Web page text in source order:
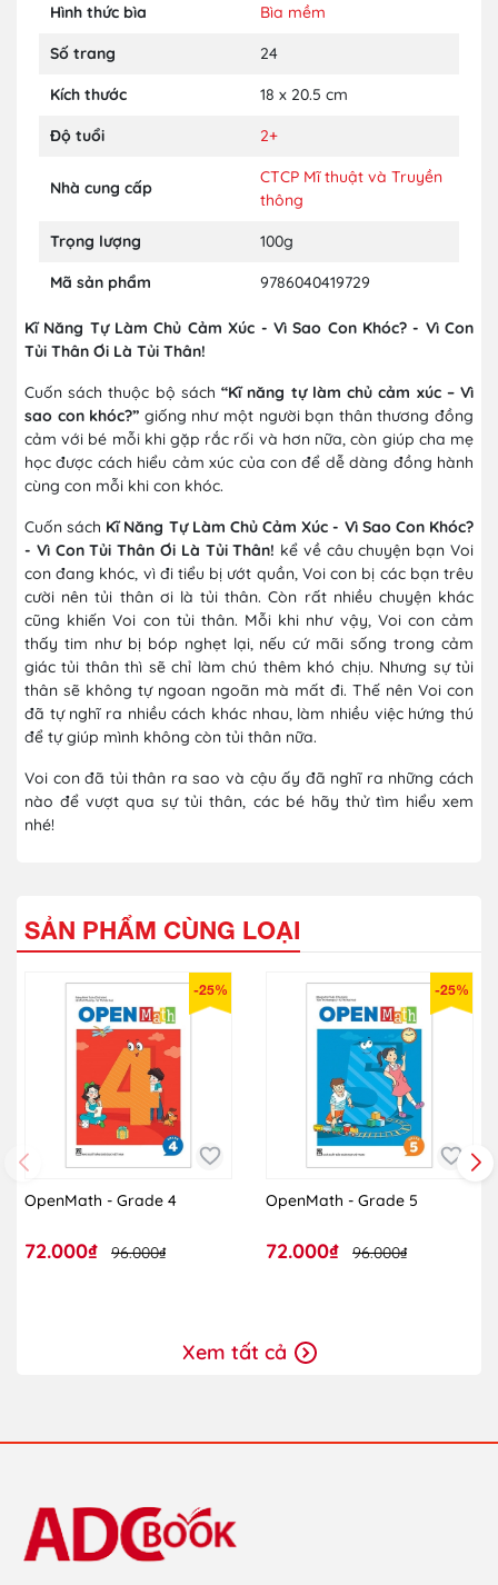
Hình thức bìa Bìa mềm
Số trang 24
Kích thước 18 x 20.5 cm
Độ tuổi 2+
Nhà cung cấp
CTCP Mĩ thuật và Truyền
thông
Trọng lượng 100g
Mã sản phẩm 9786040419729
Kĩ Năng Tự Làm Chủ Cảm Xúc - Vì Sao Con Khóc? - Vì Con
Tủi Thân Ơi Là Tủi Thân!
Cuốn sách thuộc bộ sách“Kĩ năng tự làm chủ cảm xúc – Vì
sao con khóc?” giống như một người bạn thân thương đồng
cảm với bé mỗi khi gặp rắc rối và hơn nữa, còn giúp cha mẹ
học được cách hiểu cảm xúc của con để dễ dàng đồng hành
cùng con mỗi khi con khóc.
Cuốn sách Kĩ Năng Tự Làm Chủ Cảm Xúc - Vì Sao Con Khóc?
- Vì Con Tủi Thân Ơi Là Tủi Thân! kể về câu chuyện bạn Voi
con đang khóc, vì đi tiểu bị ướt quần, Voi con bị các bạn trêu
cười nên tủi thân ơi là tủi thân. Còn rất nhiều chuyện khác
cũng khiến Voi con tủi thân. Mỗi khi như vậy, Voi con cảm
thấy tim như bị bóp nghẹt lại, nếu cứ mãi sống trong cảm
giác tủi thân thì sẽ chỉ làm chú thêm khó chịu. Nhưng sự tủi
thân sẽ không tự ngoan ngoãn mà mất đi. Thế nên Voi con
đã tự nghĩ ra nhiều cách khác nhau, làm nhiều việc hứng thú
để tự giúp mình không còn tủi thân nữa.
Voi con đã tủi thân ra sao và cậu ấy đã nghĩ ra những cách
nào để vượt qua sự tủi thân, các bé hãy thử tìm hiểu xem
nhé!
SẢN PHẨM CÙNG LOẠI
-25%
OpenMath - Grade 4
72.000₫ 96.000₫
-25%
OpenMath - Grade 5
72.000₫ 96.000₫
Xem tất cả